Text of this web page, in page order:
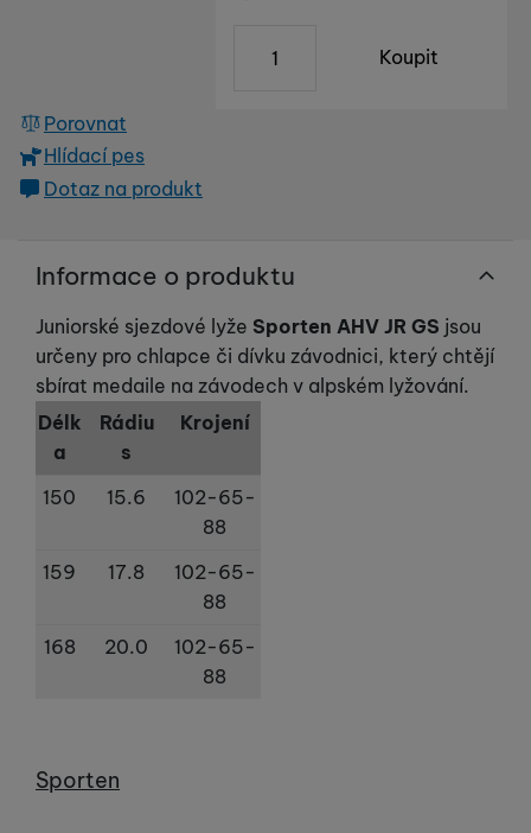
anonymně, takže nejsme schopni identifikovat konkrétní
Marketingové cookies používáme my nebo naši partneři,
abychom vám mohli zobrazit vhodné obsahy nebo reklamy jak
Koupit
Porovnat
Hlídací pes
Dotaz na produkt
Informace o produktu
Juniorské sjezdové lyže Sporten AHV JR GS jsou
určeny pro chlapce či dívku závodnici, který chtějí
sbírat medaile na závodech v alpském lyžování.
Délk
a
Rádiu
s
Krojení
150 15.6
102-65-
88
159
17.8
102-65-
88
168
20.0
102-65-
88
Výrobce
Sporten